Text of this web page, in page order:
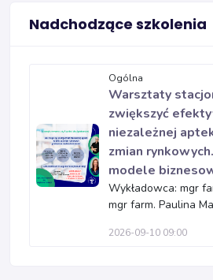
Nadchodzące szkolenia
Ogólna
Warsztaty
zwiększyć
niezależnej
zmian
modele
Wykładowca: mgr
mgr farm. Paulina
2026-09-10 09:00